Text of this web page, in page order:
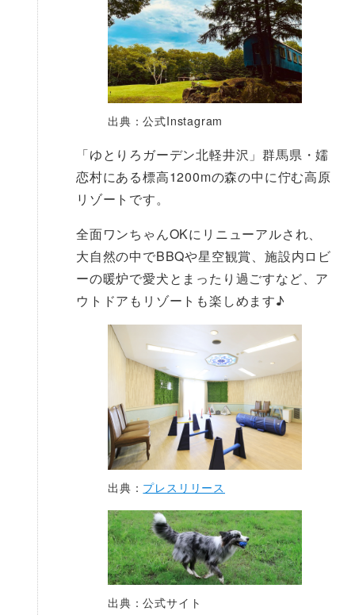
出典：公式Instagram
「ゆとりろガーデン北軽井沢」群馬県・嬬
恋村にある標高1200mの森の中に佇む高原
リゾートです。
全面ワンちゃんOKにリニューアルされ、
大自然の中でBBQや星空観賞、施設内ロビ
ーの暖炉で愛犬とまったり過ごすなど、ア
ウトドアもリゾートも楽しめます♪
出典： プレスリリース
出典：公式サイト